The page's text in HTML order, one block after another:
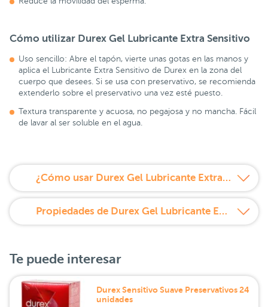
Cómo utilizar Durex Gel Lubricante Extra Sensitivo
Uso sencillo: Abre el tapón, vierte unas gotas en las manos y
aplica el Lubricante Extra Sensitivo de Durex en la zona del
cuerpo que desees. Si se usa con preservativo, se recomienda
extenderlo sobre el preservativo una vez esté puesto.
Textura transparente y acuosa, no pegajosa y no mancha. Fácil
de lavar al ser soluble en el agua.
¿Cómo usar Durex Gel Lubricante Extra Sensitivo 100 ml?
Propiedades de Durex Gel Lubricante Extra Sensitivo 100 ml
Te puede interesar
Durex Sensitivo Suave Preservativos 24
unidades